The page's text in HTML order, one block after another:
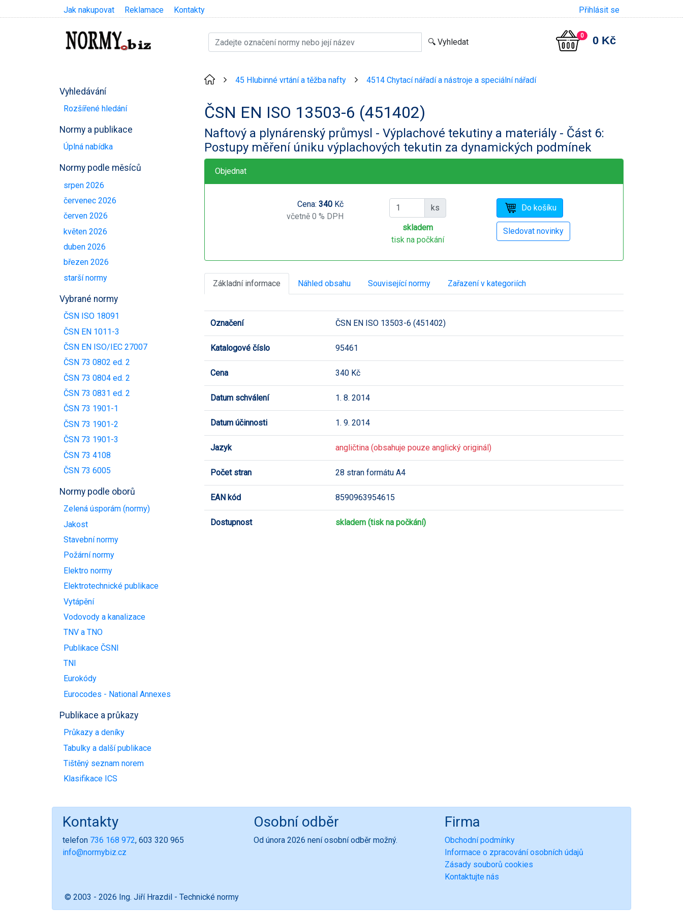
Jak nakupovat Reklamace Kontakty Přihlásit se
0 0 Kč
Vyhledávání
Rozšířené hledání
Normy a publikace
Úplná nabídka
Normy podle měsíců
srpen 2026
červenec 2026
červen 2026
květen 2026
duben 2026
březen 2026
starší normy
Vybrané normy
ČSN ISO 18091
ČSN EN 1011-3
ČSN EN ISO/IEC 27007
ČSN 73 0802 ed. 2
ČSN 73 0804 ed. 2
ČSN 73 0831 ed. 2
ČSN 73 1901-1
ČSN 73 1901-2
ČSN 73 1901-3
ČSN 73 4108
ČSN 73 6005
Normy podle oborů
Zelená úsporám (normy)
Jakost
Stavební normy
Požární normy
Elektro normy
Elektrotechnické publikace
Vytápění
Vodovody a kanalizace
TNV a TNO
Publikace ČSNI
TNI
Eurokódy
Eurocodes - National Annexes
Publikace a průkazy
Průkazy a deníky
Tabulky a další publikace
Tištěný seznam norem
Klasifikace ICS
45 Hlubinné vrtání a těžba nafty 4514 Chytací nářadí a nástroje a speciální nářadí
ČSN EN ISO 13503-6 (451402)
Naftový a plynárenský průmysl - Výplachové tekutiny a materiály - Část 6:
Postupy měření úniku výplachových tekutin za dynamických podmínek
Objednat
Cena: 340Kč
včetně 0 % DPH
ks
skladem
tisk na počkání
Základní informace Náhled obsahu Související normy Zařazení v kategoriích
Označení ČSN EN ISO 13503-6 (451402)
Katalogové číslo 95461
Cena 340 Kč
Datum schválení 1. 8. 2014
Datum účinnosti 1. 9. 2014
Jazyk angličtina (obsahuje pouze anglický originál)
Počet stran 28 stran formátu A4
EAN kód 8590963954615
Dostupnost skladem (tisk na počkání)
Kontakty
telefon 736 168 972, 603 320 965
info@normybiz.cz
Osobní odběr
Od února 2026 není osobní odběr možný.
Firma
Obchodní podmínky
Informace o zpracování osobních údajů
Zásady souborů cookies
Kontaktujte nás
© 2003 - 2026 Ing. Jiří Hrazdil - Technické normy